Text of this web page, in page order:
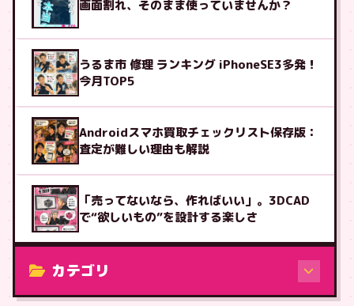
画面割れ、そのまま使っていませんか？
うるま市 修理 ランキング iPhoneSE3多発！
今月TOP5
Androidスマホ買取チェックリスト保存版：
査定が難しい理由も解説
「売ってないなら、作ればいい」。3DCAD
で“欲しいもの”を設計する楽しさ
カテゴリ